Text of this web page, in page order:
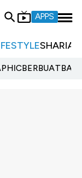
APPS
SHARIA